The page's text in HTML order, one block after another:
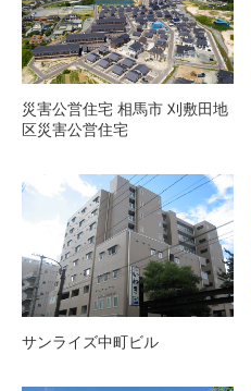
災害公営住宅 相馬市 刈敷田地
区災害公営住宅
サンライズ中町ビル